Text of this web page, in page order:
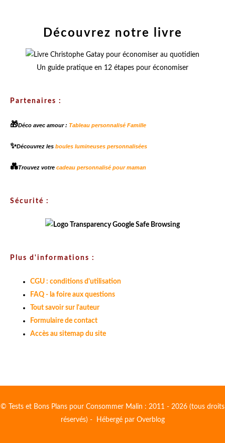
Découvrez notre livre
Un guide pratique en 12 étapes pour économiser
Partenaires :
🎁Déco avec amour : Tableau personnalisé Famille
✨Découvrez les boules lumineuses personnalisées
💑Trouvez votre cadeau personnalisé pour maman
Sécurité :
Plus d'informations :
CGU : conditions d'utilisation
FAQ - la foire aux questions
Tout savoir sur l'auteur
Formulaire de contact
Accès au sitemap du site
© Tests et Bons Plans pour Consommer Malin : 2011 - 2026 (tous droits
réservés) - Hébergé par Overblog